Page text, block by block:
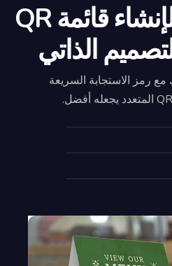
حلول مبتكرة لإنشاء قائمة QR
الذاتي
مع رمز الاستجابة السريعة